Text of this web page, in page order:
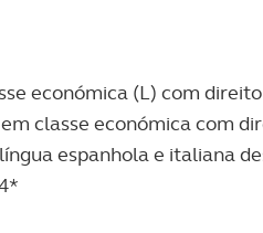
económica (L) com
classe económica com
espanhola e italiana